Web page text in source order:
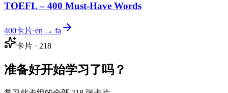
TOEFL – 400 Must-Have Words
400卡片·en → fa
卡片 · 218
准备好开始学习了吗？